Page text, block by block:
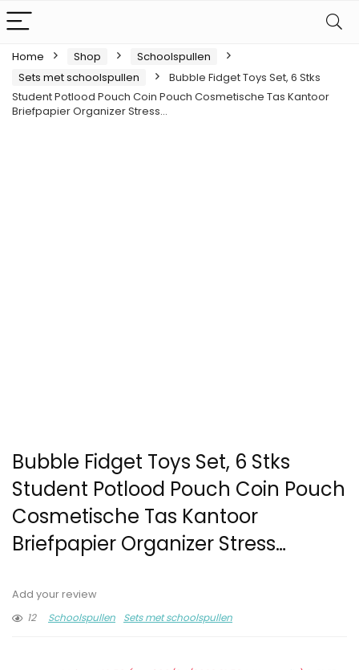
Home Shop
Schoolspullen
Sets met schoolspullen
Bubble Fidget Toys Set, 6 Stks
Student Potlood Pouch Coin Pouch Cosmetische Tas Kantoor
Briefpapier Organizer Stress…
Bubble Fidget Toys Set, 6 Stks
Student Potlood Pouch Coin Pouch
Cosmetische Tas Kantoor
Briefpapier Organizer Stress…
Add your review
12
Schoolspullen Sets met schoolspullen